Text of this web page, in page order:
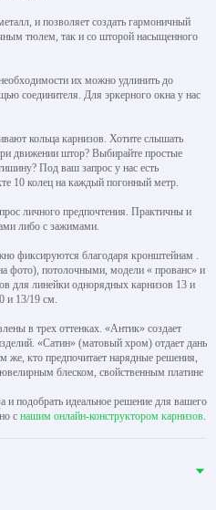
и позволяет создать гармоничный
тюлем, так и со шторой насыщенного
их можно удлинить до
соединителя. Для эркерного окна у нас
кольца карнизов. Хотите слышать
движении штор? Выбирайте простые
Под ваш запрос у нас есть
10 колец на каждый погонный метр.
личного предпочтения. Практичны и
либо с зажимами.
фиксируются благодаря кронштейнам .
фото), потолочными, модели « прованс» и
для линейки однорядных карнизов 13 и
и 13/19 см.
в трех оттенках. «Антик» создает
«Сатин» (матовый хром) отдает дань
же, кто предпочитает нарядные решения,
блеском, свойственным платине
и подобрать идеальное решение для вашего
с нашим онлайн-конструктором карнизов.